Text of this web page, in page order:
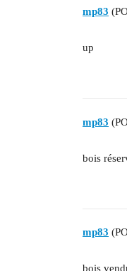
mp83
up
mp83
bois
mp83
bois